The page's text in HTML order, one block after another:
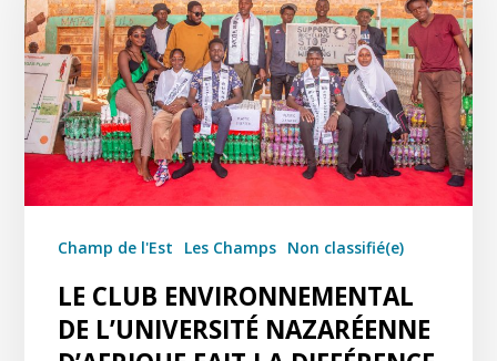
Champ de l'Est Les Champs Non classifié(e)
LE CLUB ENVIRONNEMENTAL
DE L’UNIVERSITÉ NAZARÉENNE